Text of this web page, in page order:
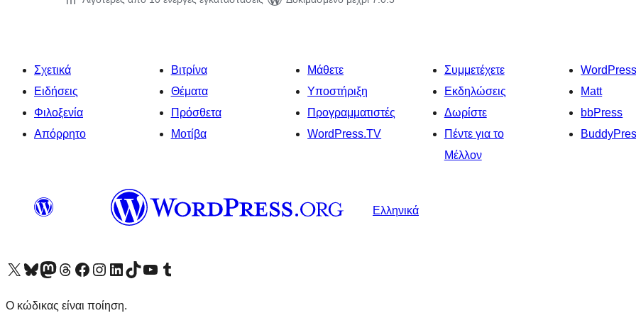
Σχετικά
Ειδήσεις
Φιλοξενία
Απόρρητο
Βιτρίνα
Θέματα
Πρόσθετα
Μοτίβα
Μάθετε
Υποστήριξη
Προγραμματιστές
WordPress.TV
Συμμετέχετε
Εκδηλώσεις
Δωρίστε
Πέντε για το
Μέλλον
Matt
bbPress
Ελληνικά
Visit our X (formerly Twitter) account
Visit our Bluesky account
Επισκεφθείτε τον λογαριασμό μας στο Mastodon
Visit our Threads account
Επισκεφτείτε τη σελίδα μας στο Facebook
Επισκεφθείτε τον λογαριασμό μας Instagram
Επισκεφθείτε τον λογαριασμό μας LinkedIn
Visit our TikTok account
Visit our YouTube channel
Visit our Tumblr account
Ο κώδικας είναι ποίηση.